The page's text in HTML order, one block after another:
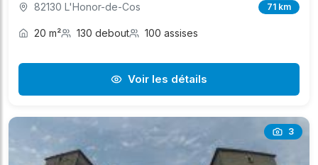
82130 L'Honor-de-Cos 71 km
20 m² 130 debout 100 assises
Voir les détails
3